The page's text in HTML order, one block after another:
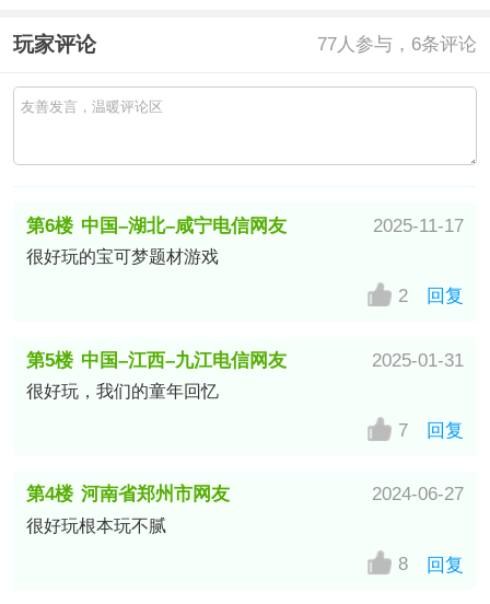
玩家评论 77 人参与，6条评论
第6楼 中国–湖北–咸宁电信网友 2025-11-17
很好玩的宝可梦题材游戏
2 回复
第5楼 中国–江西–九江电信网友 2025-01-31
很好玩，我们的童年回忆
7 回复
第4楼 河南省郑州市网友 2024-06-27
很好玩根本玩不腻
8 回复